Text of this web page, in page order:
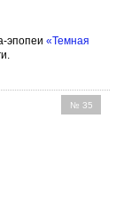
эпопеи «Темная
№ 35